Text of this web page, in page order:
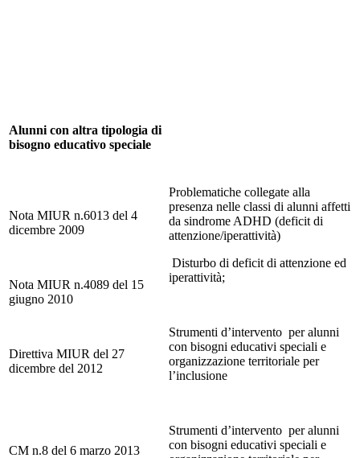
Alunni con altra tipologia di
bisogno educativo speciale
Nota MIUR n.6013 del 4
dicembre 2009
Nota MIUR n.4089 del 15
giugno 2010
Direttiva MIUR del 27
dicembre del 2012
CM n.8 del 6 marzo 2013
Problematiche collegate alla
presenza nelle classi di alunni affetti
da sindrome ADHD (deficit di
attenzione/iperattività)
Disturbo di deficit di attenzione ed
iperattività;
Strumenti d’intervento per alunni
con bisogni educativi speciali e
organizzazione territoriale per
l’inclusione
Strumenti d’intervento per alunni
con bisogni educativi speciali e